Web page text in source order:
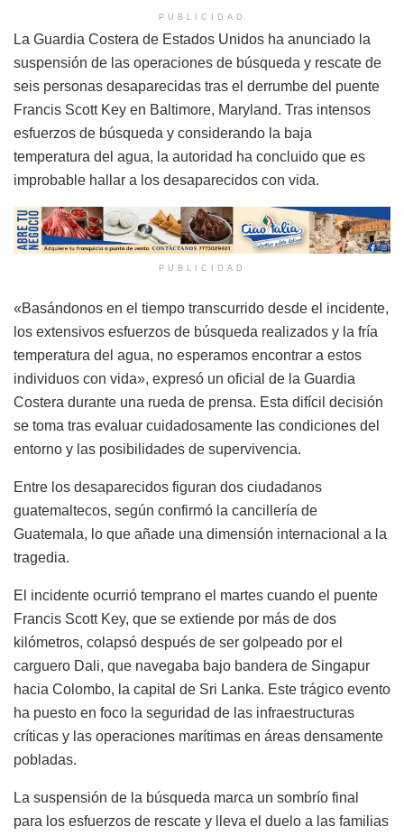
PUBLICIDAD
La Guardia Costera de Estados Unidos ha anunciado la
suspensión de las operaciones de búsqueda y rescate de
seis personas desaparecidas tras el derrumbe del puente
Francis Scott Key en Baltimore, Maryland. Tras intensos
esfuerzos de búsqueda y considerando la baja
temperatura del agua, la autoridad ha concluido que es
improbable hallar a los desaparecidos con vida.
PUBLICIDAD
«Basándonos en el tiempo transcurrido desde el incidente,
los extensivos esfuerzos de búsqueda realizados y la fría
temperatura del agua, no esperamos encontrar a estos
individuos con vida», expresó un oficial de la Guardia
Costera durante una rueda de prensa. Esta difícil decisión
se toma tras evaluar cuidadosamente las condiciones del
entorno y las posibilidades de supervivencia.
Entre los desaparecidos figuran dos ciudadanos
guatemaltecos, según confirmó la cancillería de
Guatemala, lo que añade una dimensión internacional a la
tragedia.
El incidente ocurrió temprano el martes cuando el puente
Francis Scott Key, que se extiende por más de dos
kilómetros, colapsó después de ser golpeado por el
carguero Dali, que navegaba bajo bandera de Singapur
hacia Colombo, la capital de Sri Lanka. Este trágico evento
ha puesto en foco la seguridad de las infraestructuras
críticas y las operaciones marítimas en áreas densamente
pobladas.
La suspensión de la búsqueda marca un sombrío final
para los esfuerzos de rescate y lleva el duelo a las familias